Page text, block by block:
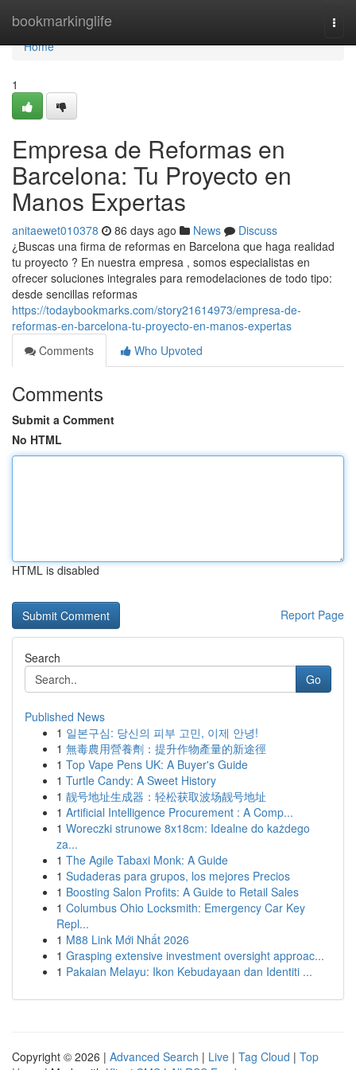
bookmarkinglife
Home
Home
1
Empresa de Reformas en
Barcelona: Tu Proyecto en
Manos Expertas
anitaewet010378 86 days ago News
Discuss
¿Buscas una firma de reformas en Barcelona que haga realidad
tu proyecto ? En nuestra empresa , somos especialistas en
ofrecer soluciones integrales para remodelaciones de todo tipo:
desde sencillas reformas
https://todaybookmarks.com/story21614973/empresa-de-
reformas-en-barcelona-tu-proyecto-en-manos-expertas
Comments
Who Upvoted
Comments
Submit a Comment
No HTML
HTML is disabled
Report Page
Search
Go
Published News
1 일본구심: 당신의 피부 고민, 이제 안녕!
1 無毒農用營養劑：提升作物產量的新途徑
1 Top Vape Pens UK: A Buyer's Guide
1 Turtle Candy: A Sweet History
1 靓号地址生成器：轻松获取波场靓号地址
1 Artificial Intelligence Procurement : A Comp...
1 Woreczki strunowe 8x18cm: Idealne do każdego
za...
1 The Agile Tabaxi Monk: A Guide
1 Sudaderas para grupos, los mejores Precios
1 Boosting Salon Profits: A Guide to Retail Sales
1 Columbus Ohio Locksmith: Emergency Car Key
Repl...
1 M88 Link Mới Nhất 2026
1 Grasping extensive investment oversight approac...
1 Pakaian Melayu: Ikon Kebudayaan dan Identiti ...
Copyright © 2026 | Advanced Search | Live | Tag Cloud | Top